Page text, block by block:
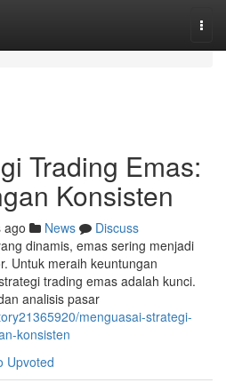
Trading Emas:
Konsisten
ago News
Discuss
dinamis, emas sering menjadi
Untuk meraih keuntungan
trading emas adalah kunci.
analisis pasar
menguasai-strategi-
konsisten
Upvoted